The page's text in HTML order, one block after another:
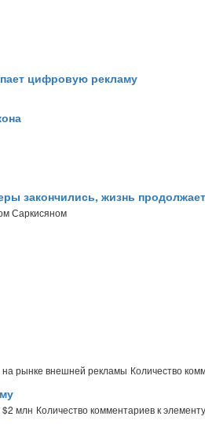
цифровую рекламу
закончились, жизнь
Саркисяном
рынке внешней рекламы Количество
$2 млн Количество комментариев к